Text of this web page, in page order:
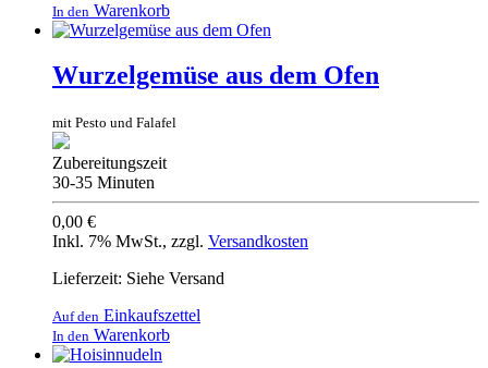
In den Warenkorb
Wurzelgemüse aus dem Ofen
mit Pesto und Falafel
Zubereitungszeit
30-35 Minuten
0,00 €
Inkl. 7% MwSt., zzgl. Versandkosten
Lieferzeit: Siehe Versand
Auf den Einkaufszettel
In den Warenkorb